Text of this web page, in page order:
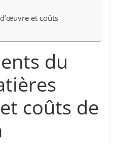
et coûts
du
coûts de